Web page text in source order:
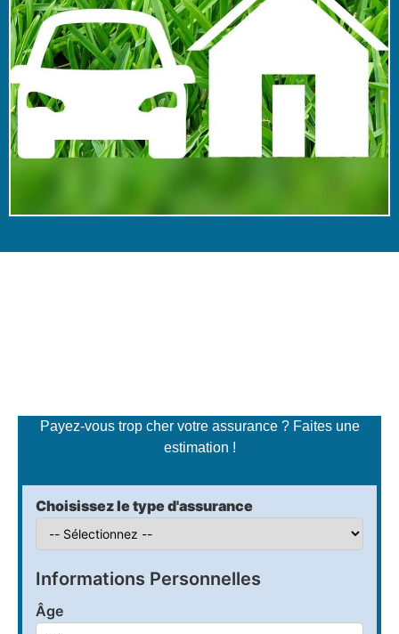
Payez-vous trop cher votre assurance ? Faites une
estimation !
Choisissez le type d'assurance
Informations Personnelles
Âge